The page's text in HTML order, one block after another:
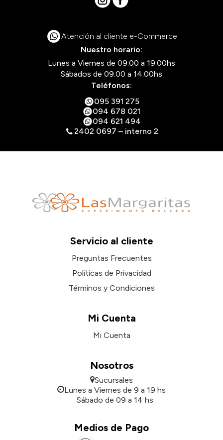
Atención al cliente e-Commerce
Nuestro horario:
Lunes a Viernes de 09:00 a 19:00hs
Sábados de 09:00 a 14:00hs
Teléfonos:
095 391 275
094 678 021
094 621 494
2402 0697 – interno 2
Servicio al cliente
Preguntas Frecuentes
Políticas de Privacidad
Términos y Condiciones
Mi Cuenta
Mi Cuenta
Nosotros
Sucursales
Lunes a Viernes de 9 a 19 hs
Sábado de 09 a 14 hs
Medios de Pago